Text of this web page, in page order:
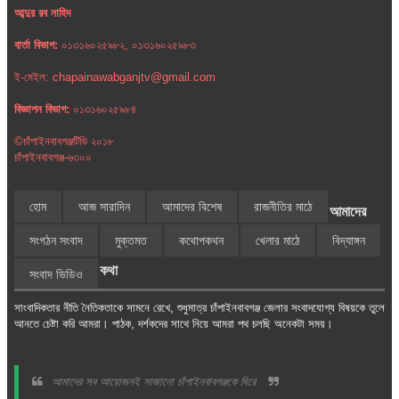
আব্দুর রব নাহিদ
বার্তা বিভাগ: ০১৩১৬০২৫৯৮২, ০১৩১৬০২৫৯৮৩
ই-মেইল: chapainawabganjtv@gmail.com
বিজ্ঞাপন বিভাগ: ০১৩১৬০২৫৯৮৪
©চাঁপাইনবাবগঞ্জটিভি ২০১৮
চাঁপাইনবাবগঞ্জ-৬৩০০
হোম আজ সারাদিন আমাদের বিশেষ রাজনীতির মাঠে
সংগঠন সংবাদ মুক্তমত কথোপকথন খেলার মাঠে বিদ্যাঙ্গন
সংবাদ ভিডিও
আমাদের
কথা
সাংবাদিকতার নীতি নৈতিকতাকে সামনে রেখে, শুধুমাত্র চাঁপাইনবাবগঞ্জ জেলার সংবাদযোগ্য বিষয়কে তুলে
আনতে চেষ্টা করি আমরা। পাঠক, দর্শকদের সাথে নিয়ে আমরা পথ চলছি অনেকটা সময়।
আমাদের সব আয়োজনই সাজানো চাঁপাইনবাবগঞ্জকে ঘিরে